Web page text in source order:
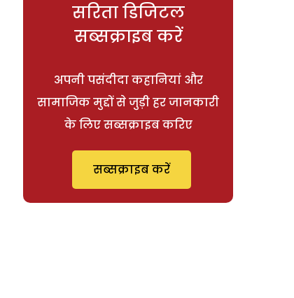
सरिता डिजिटल
सब्सक्राइब करें
अपनी पसंदीदा कहानियां और
सामाजिक मुद्दों से जुड़ी हर जानकारी
के लिए सब्सक्राइब करिए
सब्सक्राइब करें